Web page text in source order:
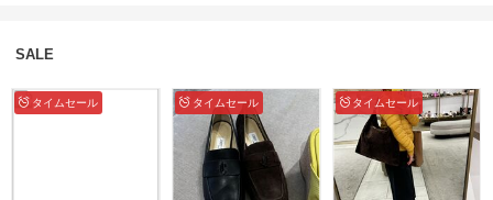
SALE
タイムセール タイムセール タイムセール